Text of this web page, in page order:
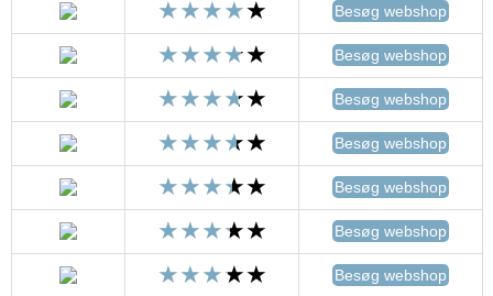
Besøg webshop
Besøg webshop
Besøg webshop
Besøg webshop
Besøg webshop
Besøg webshop
Besøg webshop